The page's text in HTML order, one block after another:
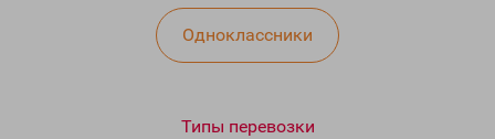
Одноклассники
Типы перевозки